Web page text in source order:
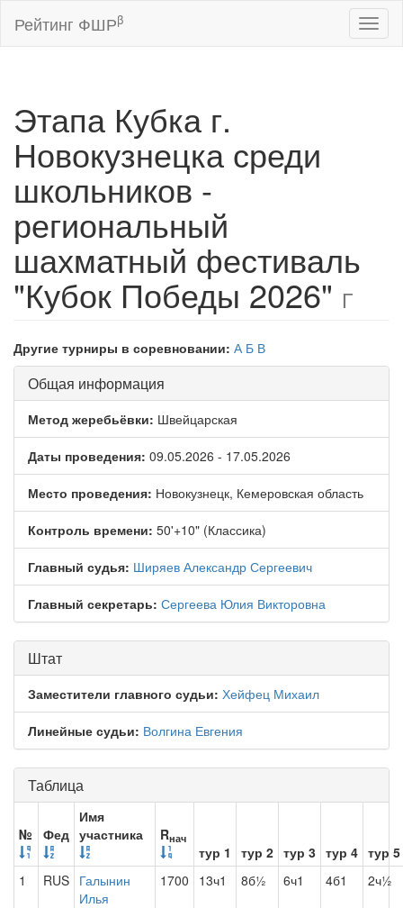
Рейтинг ФШРβ
Этапа Кубка г.
Новокузнецка среди
школьников -
региональный
шахматный фестиваль
"Кубок Победы 2026" Г
Другие турниры в соревновании: А Б В
Общая информация
Метод жеребьёвки: Швейцарская
Даты проведения: 09.05.2026 - 17.05.2026
Место проведения: Новокузнецк, Кемеровская область
Контроль времени: 50'+10" (Классика)
Главный судья: Ширяев Александр Сергеевич
Главный секретарь: Сергеева Юлия Викторовна
Штат
Заместители главного судьи: Хейфец Михаил
Линейные судьи: Волгина Евгения
Таблица
№ Фед
Имя
участника
Rнач
тур 1 тур 2 тур 3 тур 4 тур 5
1
RUS Галынин
Илья
1700 13ч1 8б½ 6ч1 4б1 2ч½